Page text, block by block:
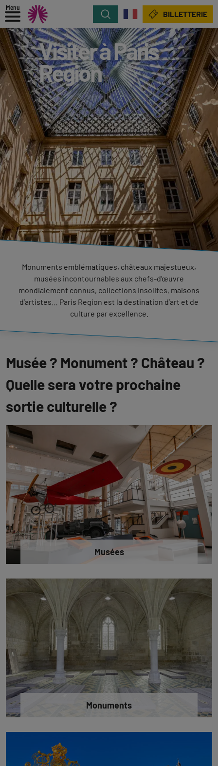
Menu
Rechercher BILLETTERIE
Visiter à Paris
Region
Monuments emblématiques, châteaux majestueux,
musées incontournables aux chefs-d’œuvre
mondialement connus, collections insolites, maisons
d’artistes… Paris Region est la destination d’art et de
culture par excellence.
Musée ? Monument ? Château ?
Quelle sera votre prochaine
sortie culturelle ?
Musées
Monuments